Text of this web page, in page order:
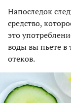
Напоследок
средство,
это
воды вы пьете в
отеков.